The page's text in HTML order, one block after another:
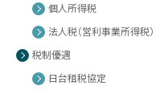
個人所得税
法人税（営利事業所得税）
税制優遇
日台租税協定